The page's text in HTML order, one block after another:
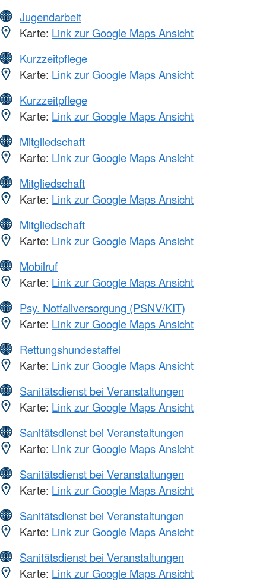
Jugendarbeit
Karte: Link zur Google Maps Ansicht
Kurzzeitpflege
Karte: Link zur Google Maps Ansicht
Kurzzeitpflege
Karte: Link zur Google Maps Ansicht
Mitgliedschaft
Karte: Link zur Google Maps Ansicht
Mitgliedschaft
Karte: Link zur Google Maps Ansicht
Mitgliedschaft
Karte: Link zur Google Maps Ansicht
Mobilruf
Karte: Link zur Google Maps Ansicht
Psy. Notfallversorgung (PSNV/KIT)
Karte: Link zur Google Maps Ansicht
Rettungshundestaffel
Karte: Link zur Google Maps Ansicht
Sanitätsdienst bei Veranstaltungen
Karte: Link zur Google Maps Ansicht
Sanitätsdienst bei Veranstaltungen
Karte: Link zur Google Maps Ansicht
Sanitätsdienst bei Veranstaltungen
Karte: Link zur Google Maps Ansicht
Sanitätsdienst bei Veranstaltungen
Karte: Link zur Google Maps Ansicht
Sanitätsdienst bei Veranstaltungen
Karte: Link zur Google Maps Ansicht